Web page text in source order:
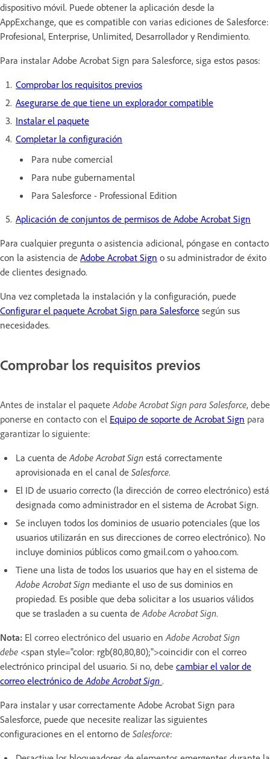
dispositivo móvil. Puede obtener la aplicación desde la
AppExchange, que es compatible con varias ediciones de Salesforce:
Profesional, Enterprise, Unlimited, Desarrollador y Rendimiento.
Para instalar Adobe Acrobat Sign para Salesforce, siga estos pasos:
Comprobar los requisitos previos
Asegurarse de que tiene un explorador compatible
Instalar el paquete
Completar la configuración
Para nube comercial
Para nube gubernamental
Para Salesforce - Professional Edition
Aplicación de conjuntos de permisos de Adobe Acrobat Sign
Para cualquier pregunta o asistencia adicional, póngase en contacto
con la asistencia de Adobe Acrobat Sign o su administrador de éxito
de clientes designado.
Una vez completada la instalación y la configuración, puede
Configurar el paquete Acrobat Sign para Salesforce según sus
necesidades.
Comprobar los requisitos previos
Antes de instalar el paquete Adobe Acrobat Sign para Salesforce, debe
ponerse en contacto con el Equipo de soporte de Acrobat Sign para
garantizar lo siguiente:
La cuenta de Adobe Acrobat Sign está correctamente
aprovisionada en el canal de Salesforce.
El ID de usuario correcto (la dirección de correo electrónico) está
designada como administrador en el sistema de Acrobat Sign.
Se incluyen todos los dominios de usuario potenciales (que los
usuarios utilizarán en sus direcciones de correo electrónico). No
incluye dominios públicos como gmail.com o yahoo.com.
Tiene una lista de todos los usuarios que hay en el sistema de
Adobe Acrobat Sign mediante el uso de sus dominios en
propiedad. Es posible que deba solicitar a los usuarios válidos
que se trasladen a su cuenta de Adobe Acrobat Sign.
Nota: El correo electrónico del usuario en Adobe Acrobat Sign
debe <span style="color: rgb(80,80,80);">coincidir con el correo
electrónico principal del usuario. Si no, debe cambiar el valor de
correo electrónico de Adobe Acrobat Sign .
Para instalar y usar correctamente Adobe Acrobat Sign para
Salesforce, puede que necesite realizar las siguientes
configuraciones en el entorno de Salesforce: